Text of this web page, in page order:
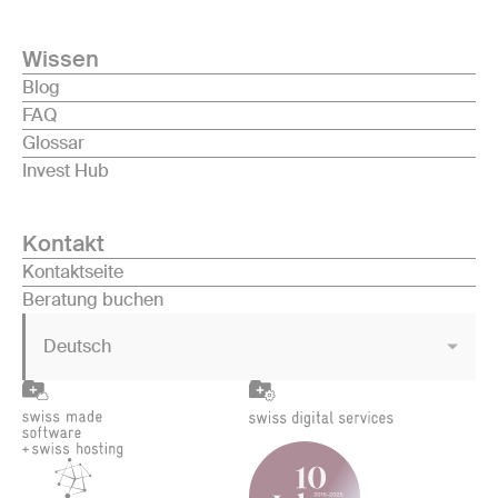
Wissen
Blog
FAQ
Glossar
Invest Hub
Kontakt
Kontaktseite
Beratung buchen
Deutsch